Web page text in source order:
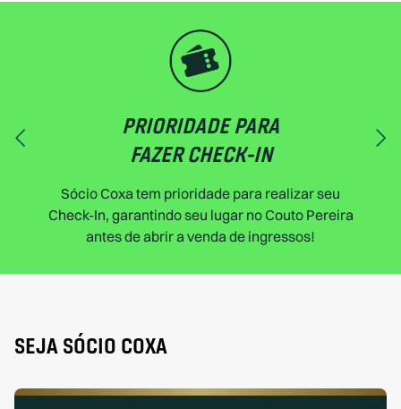
PRIORIDADE PARA
FAZER CHECK-IN
Sócio Coxa tem prioridade para realizar seu
Check-In, garantindo seu lugar no Couto Pereira
antes de abrir a venda de ingressos!
SEJA SÓCIO COXA